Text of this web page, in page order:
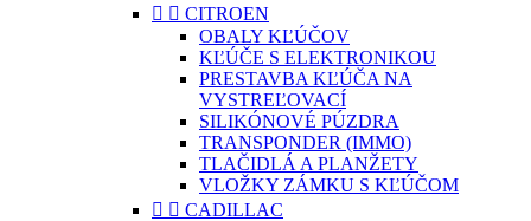
  CITROEN
OBALY KĽÚČOV
KĽÚČE S ELEKTRONIKOU
PRESTAVBA KĽÚČA NA
VYSTREĽOVACÍ
SILIKÓNOVÉ PÚZDRA
TRANSPONDER (IMMO)
TLAČIDLÁ A PLANŽETY
VLOŽKY ZÁMKU S KĽÚČOM
  CADILLAC